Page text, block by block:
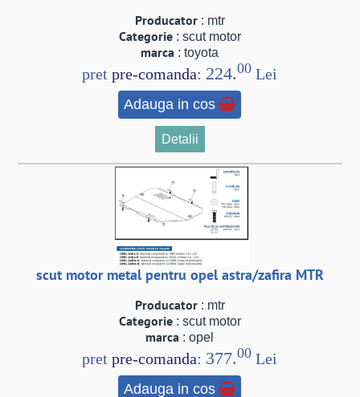
Producator: mtr
Categorie: scut motor
marca : toyota
pretpre-comanda: 224.00 Lei
Adauga in cos
Detalii
scut motor metal pentru opel astra/zafira MTR
Producator: mtr
Categorie: scut motor
marca : opel
pretpre-comanda: 377.00 Lei
Adauga in cos